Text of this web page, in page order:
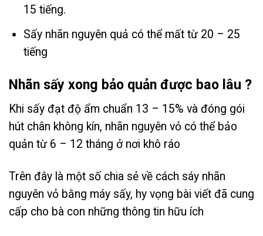
15 tiếng.
Sấy nhãn nguyên quả có thể mất từ 20 – 25
tiếng
Nhãn sấy xong bảo quản được bao lâu ?
Khi sấy đạt độ ẩm chuẩn 13 – 15% và đóng gói
hút chân không kín, nhãn nguyên vỏ có thể bảo
quản từ 6 – 12 tháng ở nơi khô ráo
Trên đây là một số chia sẻ về cách sáy nhãn
nguyên vỏ bằng máy sấy, hy vọng bài viết đã cung
cấp cho bà con những thông tin hữu ích